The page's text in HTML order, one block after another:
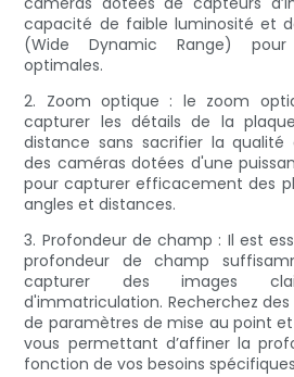
capacité de faible luminosité et
(Wide Dynamic Range)
optimales.
2. Zoom optique : le zoom
capturer les détails de la
distance sans sacrifier la qualité
des caméras dotées d'une
pour capturer efficacement des
angles et distances.
3. Profondeur de champ : Il est
profondeur de champ
capturer des images
d'immatriculation. Recherchez
de paramètres de mise au point et
vous permettant d’affiner la
fonction de vos besoins